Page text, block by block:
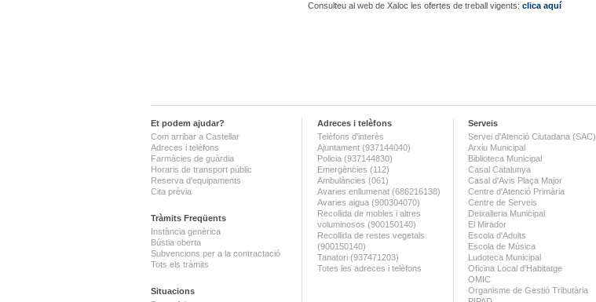
Consulteu al web de Xaloc les ofertes de treball vigents: clica aquí
Et podem ajudar?
Com arribar a Castellar
Adreces i telèfons
Farmàcies de guàrdia
Horaris de transport públic
Reserva d'equipaments
Cita prèvia
Tràmits Freqüents
Instància genèrica
Bústia oberta
Subvencions per a la contractació
Tots els tràmits
Situacions
Adreces i telèfons
Telèfons d'interès
Ajuntament (937144040)
Policia (937144830)
Emergències (112)
Ambulàncies (061)
Avaries enllumenat (686216138)
Avaries aigua (900304070)
Recollida de mobles i altres
voluminosos (900150140)
Recollida de restes vegetals
(900150140)
Tanatori (937471203)
Totes les adreces i telèfons
Serveis
Servei d'Atenció Ciutadana (SAC)
Arxiu Municipal
Biblioteca Municipal
Casal Catalunya
Casal d'Avis Plaça Major
Centre d'Atenció Primària
Centre de Serveis
Deixalleria Municipal
El Mirador
Escola d'Adults
Escola de Música
Ludoteca Municipal
Oficina Local d'Habitatge
OMIC
Organisme de Gestió Tributària